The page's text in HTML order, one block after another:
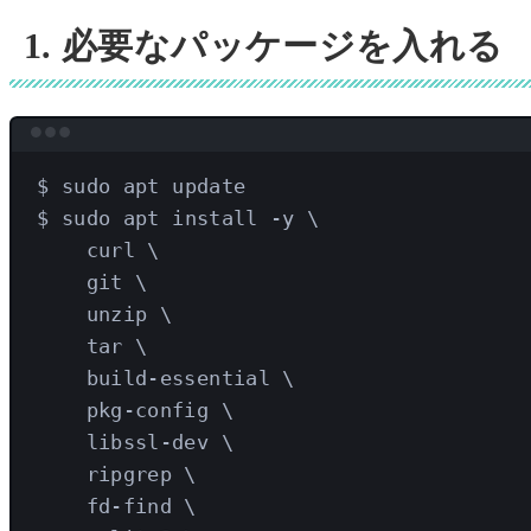
1. 必要なパッケージを入れる
$ sudo apt
update
$ sudo apt install -y \
curl \
git
\
unzip \
tar \
build-essential \
pkg-config
\
libssl-dev \
ripgrep \
fd-find
\